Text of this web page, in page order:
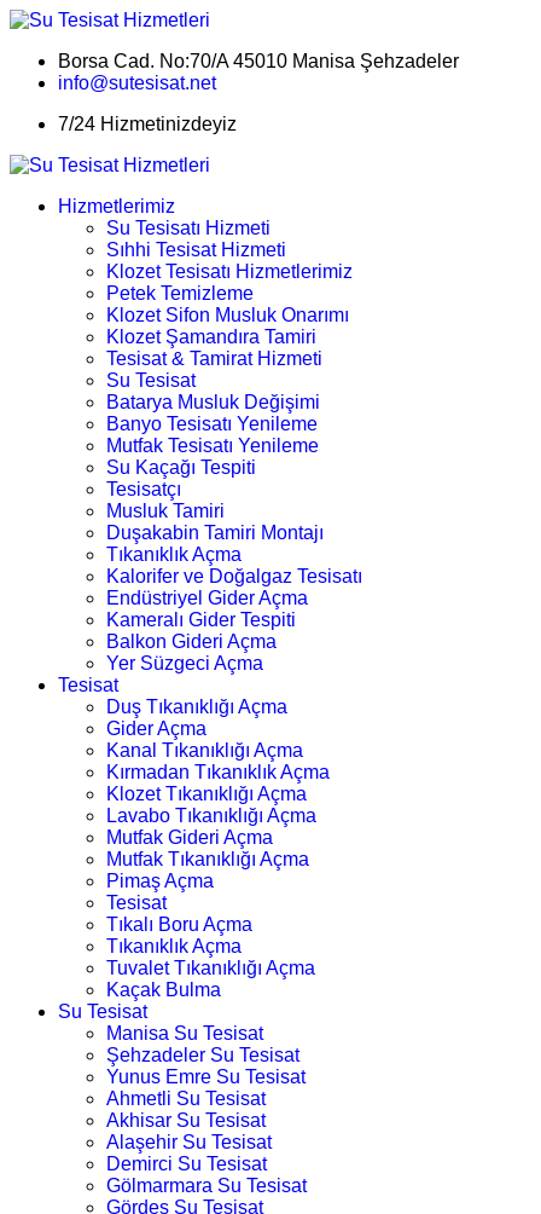
Borsa Cad. No:70/A 45010 Manisa Şehzadeler
info@sutesisat.net
7/24 Hizmetinizdeyiz
Hizmetlerimiz
Su Tesisatı Hizmeti
Sıhhi Tesisat Hizmeti
Klozet Tesisatı Hizmetlerimiz
Petek Temizleme
Klozet Sifon Musluk Onarımı
Klozet Şamandıra Tamiri
Tesisat & Tamirat Hizmeti
Su Tesisat
Batarya Musluk Değişimi
Banyo Tesisatı Yenileme
Mutfak Tesisatı Yenileme
Su Kaçağı Tespiti
Tesisatçı
Musluk Tamiri
Duşakabin Tamiri Montajı
Tıkanıklık Açma
Kalorifer ve Doğalgaz Tesisatı
Endüstriyel Gider Açma
Kameralı Gider Tespiti
Balkon Gideri Açma
Yer Süzgeci Açma
Tesisat
Duş Tıkanıklığı Açma
Gider Açma
Kanal Tıkanıklığı Açma
Kırmadan Tıkanıklık Açma
Klozet Tıkanıklığı Açma
Lavabo Tıkanıklığı Açma
Mutfak Gideri Açma
Mutfak Tıkanıklığı Açma
Pimaş Açma
Tesisat
Tıkalı Boru Açma
Tıkanıklık Açma
Tuvalet Tıkanıklığı Açma
Kaçak Bulma
Su Tesisat
Manisa Su Tesisat
Şehzadeler Su Tesisat
Yunus Emre Su Tesisat
Ahmetli Su Tesisat
Akhisar Su Tesisat
Alaşehir Su Tesisat
Demirci Su Tesisat
Gölmarmara Su Tesisat
Gördes Su Tesisat